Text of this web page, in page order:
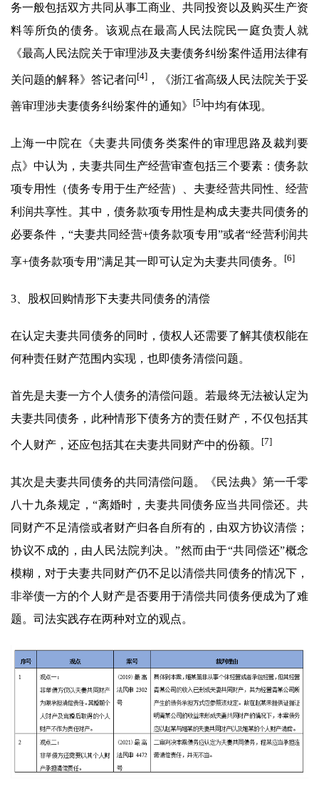
务一般包括双方共同从事工商业、共同投资以及购买生产资
料等所负的债务。该观点在最高人民法院民一庭负责人就
《最高人民法院关于审理涉及夫妻债务纠纷案件适用法律有
关问题的解释》答记者问 [4] ，《浙江省高级人民法院关于妥
善审理涉夫妻债务纠纷案件的通知》 [5]中均有体现。
上海一中院在《夫妻共同债务类案件的审理思路及裁判要
点》中认为，夫妻共同生产经营审查包括三个要素：债务款
项专用性（债务专用于生产经营）、夫妻经营共同性、经营
利润共享性。其中，债务款项专用性是构成夫妻共同债务的
必要条件，“夫妻共同经营+债务款项专用”或者“经营利润共
享+债务款项专用”满足其一即可认定为夫妻共同债务。 [6]
3、股权回购情形下夫妻共同债务的清偿
在认定夫妻共同债务的同时，债权人还需要了解其债权能在
何种责任财产范围内实现，也即债务清偿问题。
首先是夫妻一方个人债务的清偿问题。若最终无法被认定为
夫妻共同债务，此种情形下债务方的责任财产，不仅包括其
个人财产，还应包括其在夫妻共同财产中的份额。 [7]
其次是夫妻共同债务的共同清偿问题。《民法典》第一千零
八十九条规定，“离婚时，夫妻共同债务应当共同偿还。共
同财产不足清偿或者财产归各自所有的，由双方协议清偿；
协议不成的，由人民法院判决。”然而由于“共同偿还”概念
模糊，对于夫妻共同财产仍不足以清偿共同债务的情况下，
非举债一方的个人财产是否要用于清偿共同债务便成为了难
题。司法实践存在两种对立的观点。